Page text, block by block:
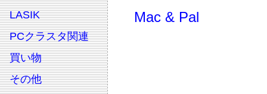
LASIK
PCクラスタ関連
買い物
その他
Mac & Pal